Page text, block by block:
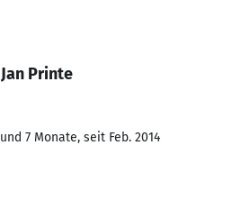
Printe
7 Monate, seit Feb. 2014